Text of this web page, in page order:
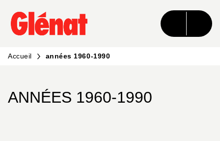
MENU RECHERCHE CONTENU
PIED DE PAGE
Accueil années 1960-1990
ANNÉES 1960-1990